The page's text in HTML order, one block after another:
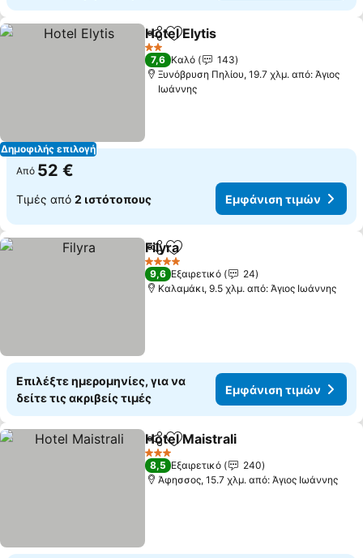
Δημοφιλής επιλογή
Κοινοποίηση
Προσθήκη στα αγαπημένα
Hotel Elytis
2 Αστέρια
7,6 Καλό
143
Ξυνόβρυση Πηλίου, 19.7 χλμ. από: Άγιος
Ιωάννης
Από 52 €
Τιμές από 2 ιστότοπους Εμφάνιση τιμών
Κοινοποίηση
Προσθήκη στα αγαπημένα
Filyra
4 Αστέρια
9,6 Εξαιρετικό
24
Καλαμάκι, 9.5 χλμ. από: Άγιος Ιωάννης
Επιλέξτε ημερομηνίες, για να
δείτε τις ακριβείς τιμές
Εμφάνιση τιμών
Κοινοποίηση
Προσθήκη στα αγαπημένα
Hotel Maistrali
3 Αστέρια
8,5 Εξαιρετικό
240
Άφησσος, 15.7 χλμ. από: Άγιος Ιωάννης